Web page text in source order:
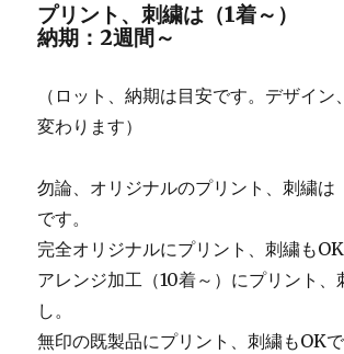
プリント、刺繍は（1着～）
納期：2週間～
（ロット、納期は目安です。デザイン
変わります）
勿論、オリジナルのプリント、刺繍は
です。
完全オリジナルにプリント、刺繍もOK
アレンジ加工（10着～）にプリント、
し。
無印の既製品にプリント、刺繍もOK